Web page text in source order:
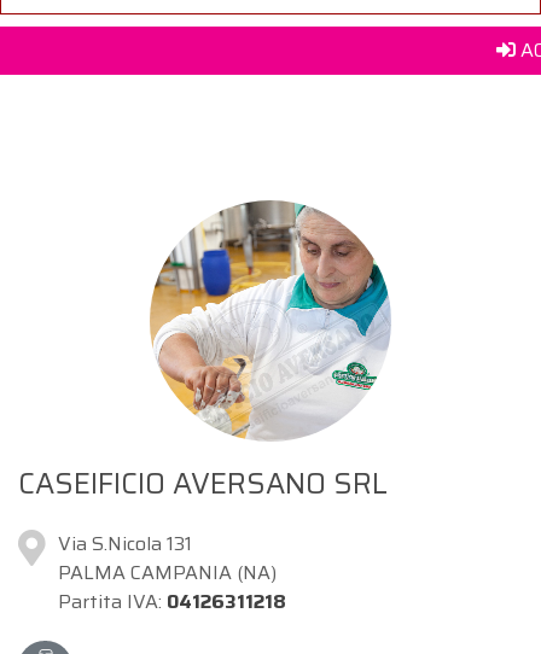
CASEIFICIO AVERSANO SRL
Via S.Nicola 131
PALMA CAMPANIA (NA)
Partita IVA: 04126311218